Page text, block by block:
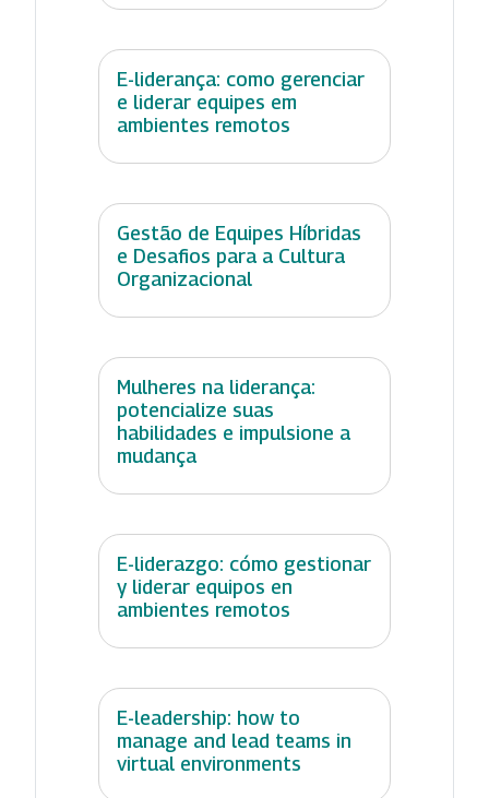
E-liderança: como gerenciar
e liderar equipes em
ambientes remotos
Gestão de Equipes Híbridas
e Desafios para a Cultura
Organizacional
Mulheres na liderança:
potencialize suas
habilidades e impulsione a
mudança
E-liderazgo: cómo gestionar
y liderar equipos en
ambientes remotos
E-leadership: how to
manage and lead teams in
virtual environments